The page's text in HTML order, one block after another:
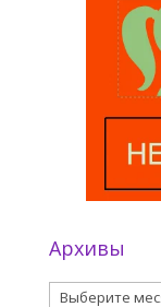
Архивы
Архивы